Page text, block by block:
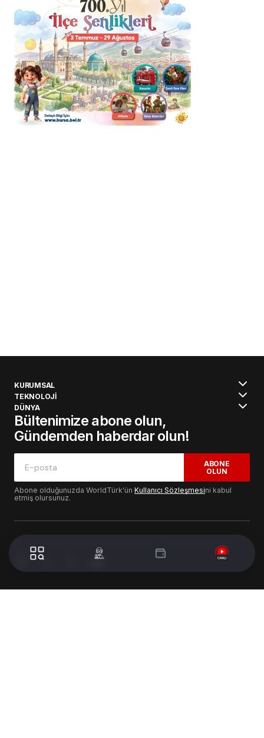
KURUMSAL
TEKNOLOJİ
DÜNYA
Bültenimize abone olun,
Gündemden haberdar olun!
ABONE
OLUN
Abone olduğunuzda WorldTürk'ün Kullanıcı Sözleşmesini kabul
etmiş olursunuz.
© 2024 WorldTurk. Tüm Hakları Saklıdır. - Tasarım & Geliştirme :
Volion's